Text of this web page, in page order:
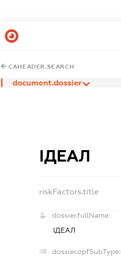
CAHEADER.SEARCH
document.dossier
ІДЕАЛ
riskFactors.title
dossier.fullName:
ІДЕАЛ
dossier.opfSubType: